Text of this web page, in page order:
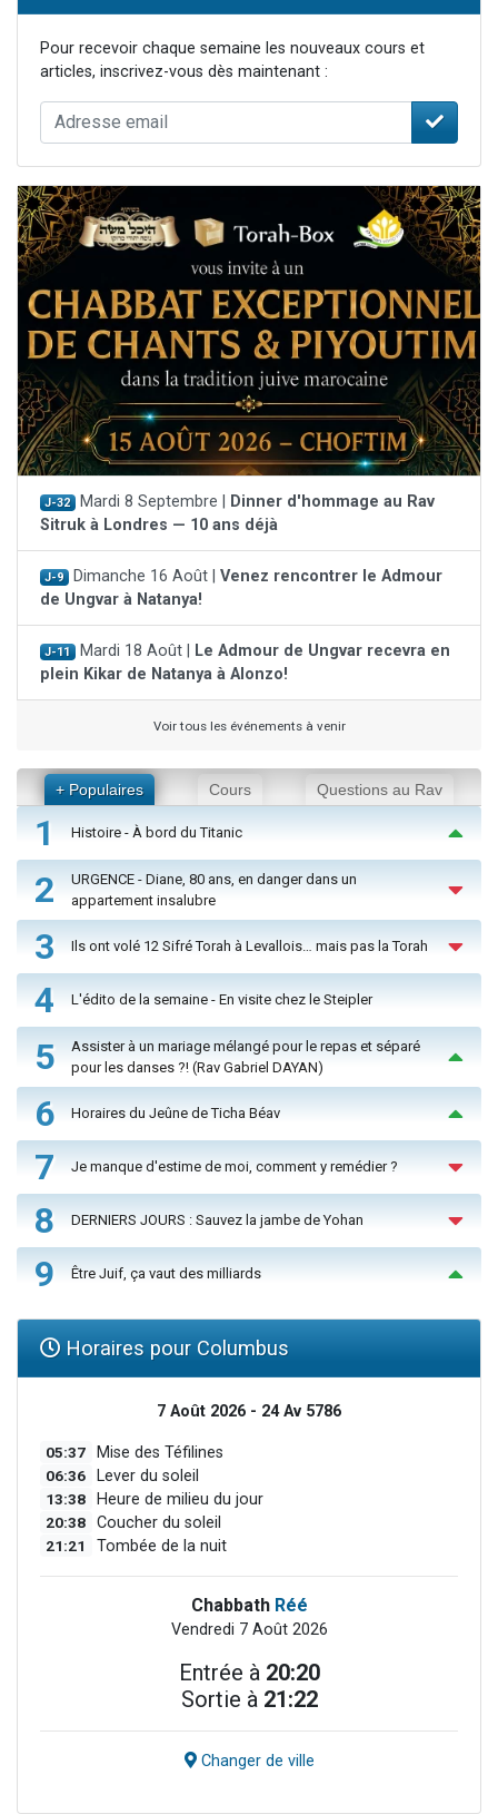
Pour recevoir chaque semaine les nouveaux cours et
articles, inscrivez-vous dès maintenant :
J-32 Mardi 8 Septembre |
Dinner d'hommage au Rav
Sitruk à Londres — 10 ans déjà
J-9 Dimanche 16 Août | Venez rencontrer le Admour
de Ungvar à Natanya!
J-11 Mardi 18 Août |
Le Admour de Ungvar recevra en
plein Kikar de Natanya à Alonzo!
Voir tous les événements à venir
+ Populaires Cours Questions au Rav
1 Histoire - À bord du Titanic
2
URGENCE - Diane, 80 ans, en danger dans un
appartement insalubre
3 Ils ont volé 12 Sifré Torah à Levallois… mais pas la Torah
4 L'édito de la semaine - En visite chez le Steipler
5
Assister à un mariage mélangé pour le repas et séparé
pour les danses ?! (Rav Gabriel DAYAN)
6 Horaires du Jeûne de Ticha Béav
7 Je manque d'estime de moi, comment y remédier ?
8 DERNIERS JOURS : Sauvez la jambe de Yohan
9 Être Juif, ça vaut des milliards
Horaires pour Columbus
7 Août 2026 - 24 Av 5786
05:37 Mise des Téfilines
06:36 Lever du soleil
13:38 Heure de milieu du jour
20:38 Coucher du soleil
21:21 Tombée de la nuit
Chabbath Réé
Vendredi 7 Août 2026
Entrée à 20:20
Sortie à 21:22
Changer de ville